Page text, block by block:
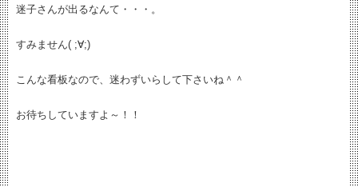
迷子さんが出るなんて・・・。
すみません( ;∀;)
こんな看板なので、迷わずいらして下さいね＾＾
お待ちしていますよ～！！